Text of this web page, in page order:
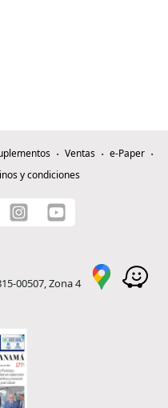
Ventas
e-Paper
y condiciones
00507, Zona 4